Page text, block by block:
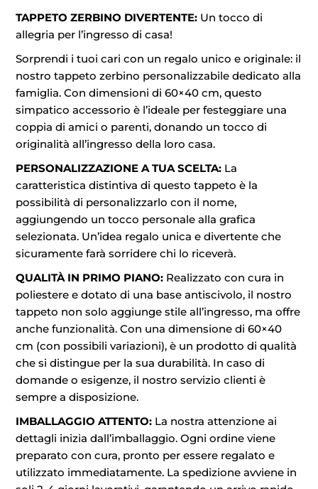
TAPPETO ZERBINO DIVERTENTE: Un tocco di
allegria per l’ingresso di casa!
Sorprendi i tuoi cari con un regalo unico e originale: il
nostro tappeto zerbino personalizzabile dedicato alla
famiglia. Con dimensioni di 60×40 cm, questo
simpatico accessorio è l’ideale per festeggiare una
coppia di amici o parenti, donando un tocco di
originalità all’ingresso della loro casa.
PERSONALIZZAZIONE A TUA SCELTA: La
caratteristica distintiva di questo tappeto è la
possibilità di personalizzarlo con il nome,
aggiungendo un tocco personale alla grafica
selezionata. Un’idea regalo unica e divertente che
sicuramente farà sorridere chi lo riceverà.
QUALITÀ IN PRIMO PIANO: Realizzato con cura in
poliestere e dotato di una base antiscivolo, il nostro
tappeto non solo aggiunge stile all’ingresso, ma offre
anche funzionalità. Con una dimensione di 60×40
cm (con possibili variazioni), è un prodotto di qualità
che si distingue per la sua durabilità. In caso di
domande o esigenze, il nostro servizio clienti è
sempre a disposizione.
IMBALLAGGIO ATTENTO: La nostra attenzione ai
dettagli inizia dall’imballaggio. Ogni ordine viene
preparato con cura, pronto per essere regalato e
utilizzato immediatamente. La spedizione avviene in